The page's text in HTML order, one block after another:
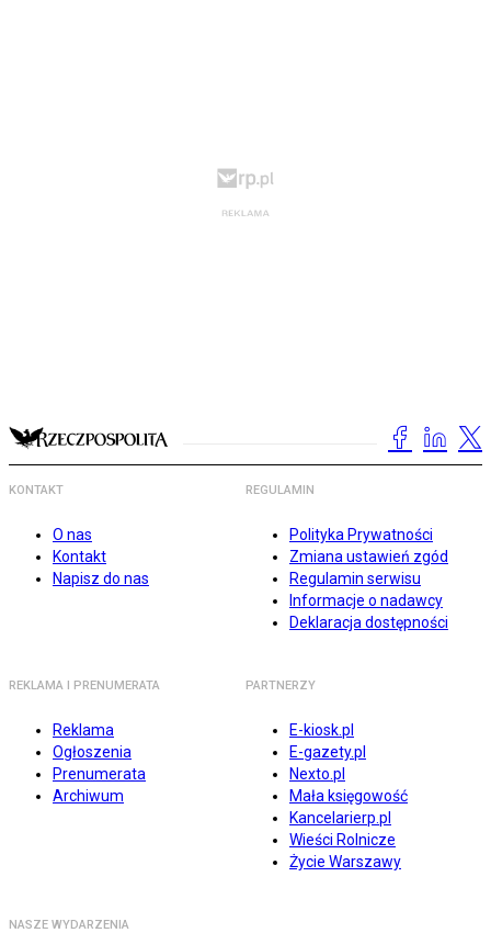
KONTAKT
O nas
Kontakt
Napisz do nas
REGULAMIN
Polityka Prywatności
Zmiana ustawień zgód
Regulamin serwisu
Informacje o nadawcy
Deklaracja dostępności
REKLAMA I PRENUMERATA
Reklama
Ogłoszenia
Prenumerata
Archiwum
PARTNERZY
E-kiosk.pl
E-gazety.pl
Nexto.pl
Mała księgowość
Kancelarierp.pl
Wieści Rolnicze
Życie Warszawy
NASZE WYDARZENIA